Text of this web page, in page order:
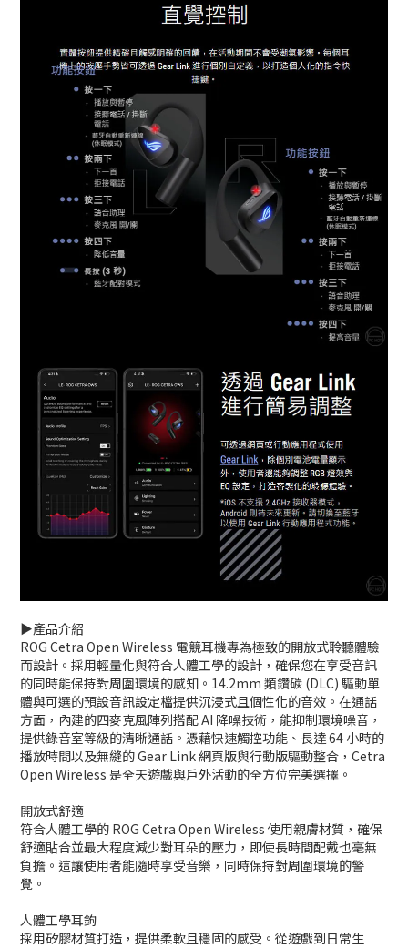
▶️產品介紹
ROG Cetra Open Wireless 電競耳機專為極致的開放式聆聽體驗
而設計。採用輕量化與符合人體工學的設計，確保您在享受音訊
的同時能保持對周圍環境的感知。14.2mm 類鑽碳 (DLC) 驅動單
體與可選的預設音訊設定檔提供沉浸式且個性化的音效。在通話
方面，內建的四麥克風陣列搭配 AI 降噪技術，能抑制環境噪音，
提供錄音室等級的清晰通話。憑藉快速觸控功能、長達 64 小時的
播放時間以及無縫的 Gear Link 網頁版與行動版驅動整合，Cetra
Open Wireless 是全天遊戲與戶外活動的全方位完美選擇。
開放式舒適
符合人體工學的 ROG Cetra Open Wireless 使用親膚材質，確保
舒適貼合並最大程度減少對耳朵的壓力，即使長時間配戴也毫無
負擔。這讓使用者能隨時享受音樂，同時保持對周圍環境的警
覺。
人體工學耳鉤
採用矽膠材質打造，提供柔軟且穩固的感受。從遊戲到日常生